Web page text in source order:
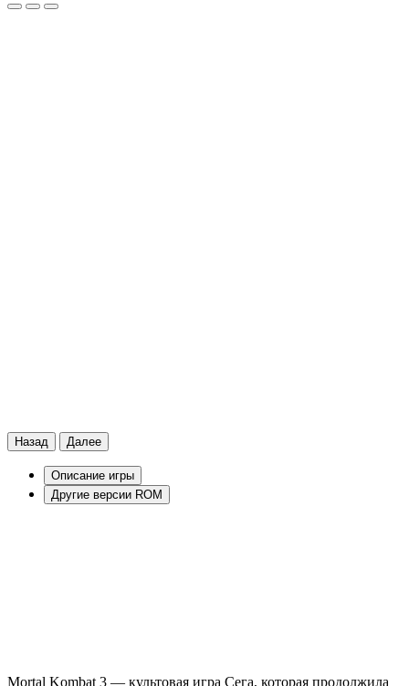
Назад Далее
Описание игры
Другие версии ROM
Mortal Kombat 3 — культовая игра Сега, которая продолжила